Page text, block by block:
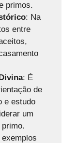
primos.
: Na
entre
: É
de
e estudo
um
exemplos